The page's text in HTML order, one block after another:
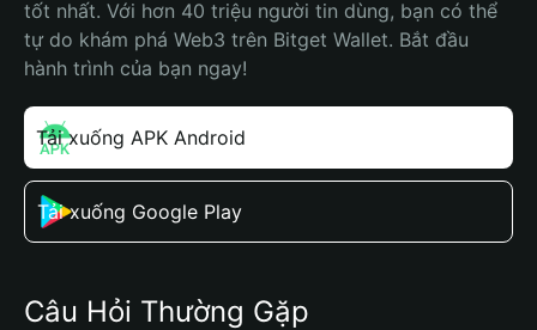
tốt nhất. Với hơn 40 triệu người tin dùng, bạn có thể
tự do khám phá Web3 trên Bitget Wallet. Bắt đầu
hành trình của bạn ngay!
Tải xuống APK Android
Tải xuống Google Play
Câu Hỏi Thường Gặp